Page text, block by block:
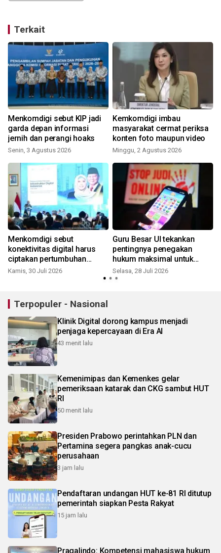
Terkait
Menkomdigi sebut KIP jadi
garda depan informasi
jernih dan perangi hoaks
Senin, 3 Agustus 2026
Kemkomdigi imbau
masyarakat cermat periksa
konten foto maupun video
Minggu, 2 Agustus 2026
Menkomdigi sebut
konektivitas digital harus
ciptakan pertumbuhan
masyarakat
Kamis, 30 Juli 2026
Guru Besar UI tekankan
pentingnya penegakan
hukum maksimal untuk
berantas judol makin efektif
Selasa, 28 Juli 2026
Terpopuler - Nasional
Klinik Digital dorong kampus menjadi
penjaga kepercayaan di Era AI
43 menit lalu
Kemenimipas dan Kemenkes gelar
pemeriksaan katarak dan CKG sambut HUT
RI
50 menit lalu
Presiden Prabowo perintahkan PLN dan
Pertamina segera pangkas anak-cucu
perusahaan
3 jam lalu
Pendaftaran undangan HUT ke-81 RI ditutup
pemerintah siapkan Pesta Rakyat
15 jam lalu
Pragalindo: Kompetensi mahasiswa hukum